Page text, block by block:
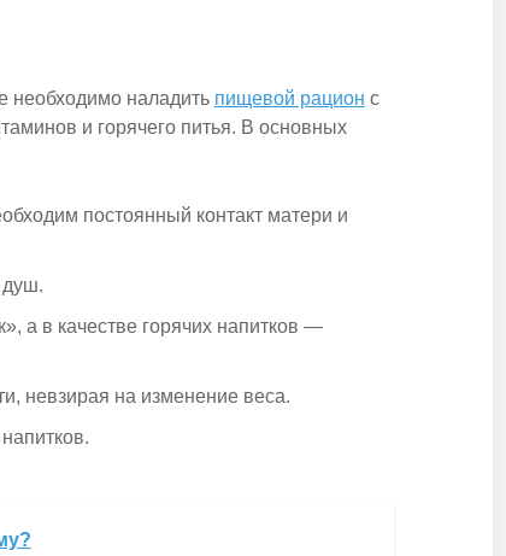
необходимо наладить пищевой рацион с
и горячего питья. В основных
постоянный контакт матери и
душ.
а в качестве горячих напитков —
невзирая на изменение веса.